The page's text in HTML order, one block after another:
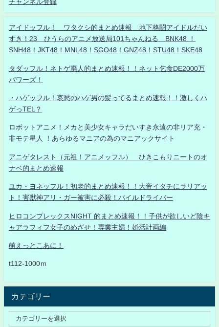
チャンネル登録
アイドッフル！ ワタクシ的まとめ速報 地下格闘アイドルだい
すき！23 ひうらのアニメ放送局101ちゃんねる BNK48 ！
SNH48！JKT48！MNL48！SGO48！GNZ48！STU48！SKE48
タダッフル！ネトゲ廃人的まとめ速報！！ネット乞食DE2000万
パワーズ！
・ハゲッフル！哀愁のハゲ男の髪ってるまとめ速報！！激しくハ
ゲっTEL？
ロボットアニメ！メカと美少女キャラだいすき永遠の非リア充・
非モテ星人 ！あらゆるマニアの為のマニアックサイト
アニゲタレスト（元祖！アニメッフル） ひきこもりニートのオ
ナベ的まとめ速報
ユカ・ヨネッフル！初老的まとめ速報！！大帝イタチにラリアッ
ト！害獣神アリ・ガー被害に必殺！パイルドライバー
ヒロコンプレックスNIGHT 的まとめ速報！！子供が欲しいど陰キ
ャアラフィフ女子のめざせ！専業主婦！婚活計画編
萌えっとこあに！
t112-1000ｍ
カテゴリー